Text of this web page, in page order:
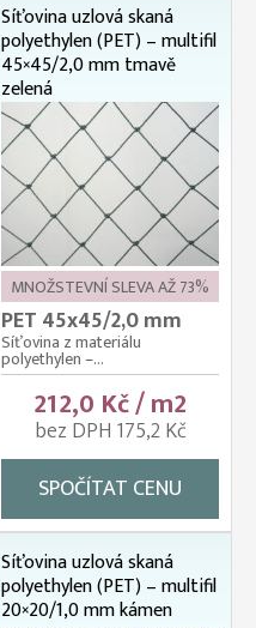
Síťovina uzlová skaná
polyethylen (PET) – multifil
45×45/2,0 mm tmavě
zelená
MNOŽSTEVNÍ SLEVA AŽ 73%
PET 45x45/2,0 mm
Síťovina z materiálu
polyethylen –...
212,0 Kč / m2
bez DPH 175,2 Kč
SPOČÍTAT CENU
Síťovina uzlová skaná
polyethylen (PET) – multifil
20×20/1,0 mm kámen